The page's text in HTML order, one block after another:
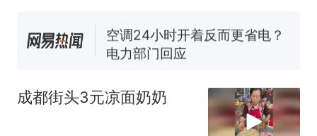
空调24小时开着反而更省电？
电力部门回应
试前13名均遭淘汰？教育局：
已叫停招聘，成立调查组全面
“不建议大家买深色蛋糕”上热
搜，网友：天塌了！
成都街头3元凉面奶奶